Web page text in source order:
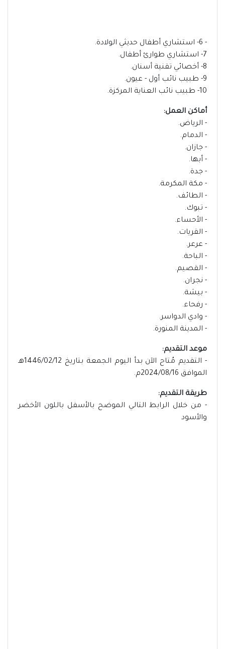
- 6- استشاري أطفال حديثي الولادة.
7- استشاري طوارئ أطفال.
8- أخصائي تقنية أسنان.
9- طبيب نائب أول - عيون.
10- طبيب نائب العناية المركزة.
أماكن العمل:
- الرياض.
- الدمام.
- جازان.
- أبها.
- جدة.
- مكة المكرمة.
- الطائف.
- تبوك.
- الأحساء.
- القريات.
- عرعر.
- الباحة.
- القصيم.
- نجران.
- بيشة.
- رفحاء.
- وادي الدواسر.
- المدينة المنورة.
موعد التقديم:
- التقديم مُتاح الآن بدأ اليوم الجمعة بتاريخ 1446/02/12هـ
الموافق 2024/08/16م.
طريقة التقديم:
- من خلال الرابط التالي الموضح بالأسفل باللون الأخضر
والأسود